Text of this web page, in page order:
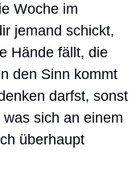
Woche im
jemand schickt,
Hände fällt, die
den Sinn kommt
darfst, sonst
sich an einem
überhaupt